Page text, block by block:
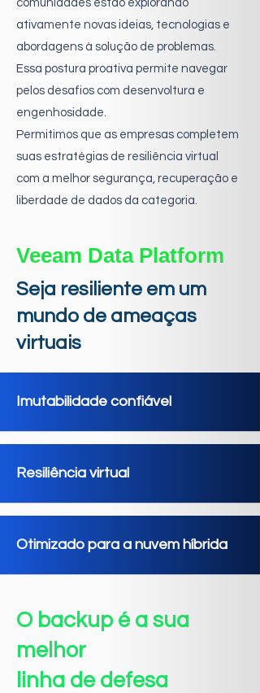
comunidades estão explorando
ativamente novas ideias, tecnologias e
abordagens à solução de problemas.
Essa postura proativa permite navegar
pelos desafios com desenvoltura e
engenhosidade.
Permitimos que as empresas completem
suas estratégias de resiliência virtual
com a melhor segurança, recuperação e
liberdade de dados da categoria.
Veeam Data Platform
Seja resiliente em um
mundo de ameaças
virtuais
Imutabilidade confiável
Resiliência virtual
Otimizado para a nuvem híbrida
O backup é a sua
melhor
linha de defesa